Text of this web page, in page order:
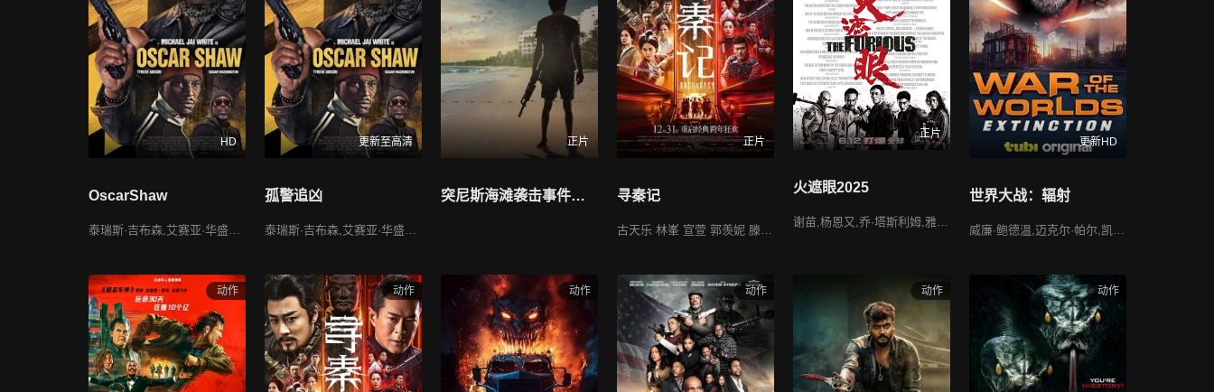
HD
OscarShaw
泰瑞斯·吉布森,艾赛亚·华盛顿,塞西尔·库比洛
更新至高清
孤警追凶
泰瑞斯·吉布森,艾赛亚·华盛顿,塞西尔·库比洛
正片
突尼斯海滩袭击事件的幸存者
正片
寻秦记
古天乐 林峯 宣萱 郭羡妮 滕丽名 白百何 苗侨伟 张继聪 朱鉴然 吴樾 洪天明 高战 邓一君 廖启智 欧瑞伟 陈国邦 黄文标 蔡一智 廖子妤 郑雪儿 徐伟栋 洪天照
正片
火遮眼2025
谢苗,杨恩又,乔·塔斯利姆,雅彦·鲁伊安,杰佳·亚宁,黎唯,岩永丞威
更新HD
世界大战：辐射
威廉·鲍德温,迈克尔·帕尔,凯特·霍吉,哈文·巴拉卡,Jessy,Holtermann,布莱恩·莱蒙斯,Ryan,Jones
动作 动作 动作 动作 动作 动作